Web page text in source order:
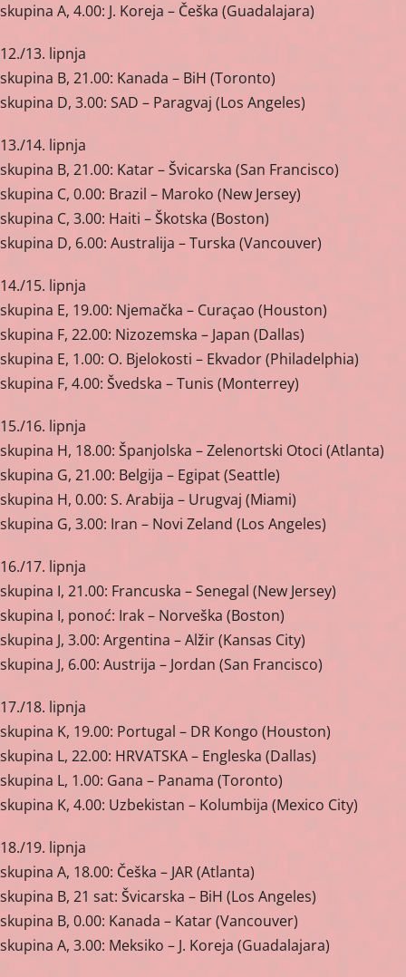
skupina A, 4.00: J. Koreja – Češka (Guadalajara)
12./13. lipnja
skupina B, 21.00: Kanada – BiH (Toronto)
skupina D, 3.00: SAD – Paragvaj (Los Angeles)
13./14. lipnja
skupina B, 21.00: Katar – Švicarska (San Francisco)
skupina C, 0.00: Brazil – Maroko (New Jersey)
skupina C, 3.00: Haiti – Škotska (Boston)
skupina D, 6.00: Australija – Turska (Vancouver)
14./15. lipnja
skupina E, 19.00: Njemačka – Curaçao (Houston)
skupina F, 22.00: Nizozemska – Japan (Dallas)
skupina E, 1.00: O. Bjelokosti – Ekvador (Philadelphia)
skupina F, 4.00: Švedska – Tunis (Monterrey)
15./16. lipnja
skupina H, 18.00: Španjolska – Zelenortski Otoci (Atlanta)
skupina G, 21.00: Belgija – Egipat (Seattle)
skupina H, 0.00: S. Arabija – Urugvaj (Miami)
skupina G, 3.00: Iran – Novi Zeland (Los Angeles)
16./17. lipnja
skupina I, 21.00: Francuska – Senegal (New Jersey)
skupina I, ponoć: Irak – Norveška (Boston)
skupina J, 3.00: Argentina – Alžir (Kansas City)
skupina J, 6.00: Austrija – Jordan (San Francisco)
17./18. lipnja
skupina K, 19.00: Portugal – DR Kongo (Houston)
skupina L, 22.00: HRVATSKA – Engleska (Dallas)
skupina L, 1.00: Gana – Panama (Toronto)
skupina K, 4.00: Uzbekistan – Kolumbija (Mexico City)
18./19. lipnja
skupina A, 18.00: Češka – JAR (Atlanta)
skupina B, 21 sat: Švicarska – BiH (Los Angeles)
skupina B, 0.00: Kanada – Katar (Vancouver)
skupina A, 3.00: Meksiko – J. Koreja (Guadalajara)